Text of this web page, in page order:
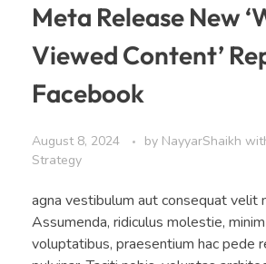
Meta Release New
Viewed Content’
Facebook
August 8, 2024 by NayyarShaikh
Strategy
agna vestibulum aut consequat velit
Assumenda, ridiculus molestie,
voluptatibus, praesentium hac pede